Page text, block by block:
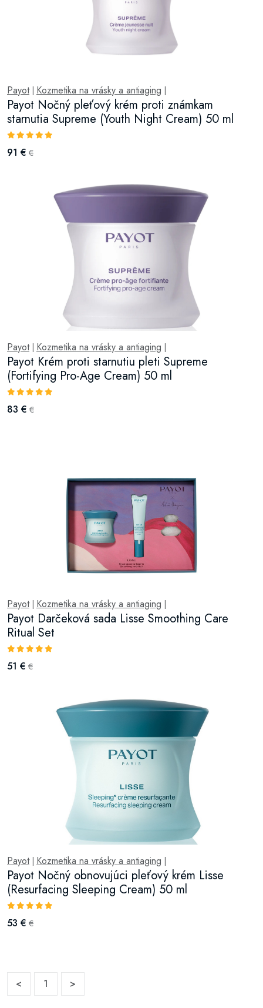
Payot| Kozmetika na vrásky a antiaging
Payot Nočný pleťový krém proti známkam
starnutia Supreme (Youth Night Cream) 50 ml
91 € €
Payot| Kozmetika na vrásky a antiaging
Payot Krém proti starnutiu pleti Supreme
(Fortifying Pro-Age Cream) 50 ml
83 € €
Payot| Kozmetika na vrásky a antiaging
Payot Darčeková sada Lisse Smoothing Care
Ritual Set
51 € €
Payot| Kozmetika na vrásky a antiaging
Payot Nočný obnovujúci pleťový krém Lisse
(Resurfacing Sleeping Cream) 50 ml
53 € €
< 1 >